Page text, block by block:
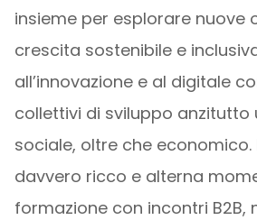
insieme per esplorare nuove
crescita sostenibile e
all’innovazione e al digitale
collettivi di sviluppo anzitutto
sociale, oltre che
davvero ricco e alterna
formazione con incontri B2B,